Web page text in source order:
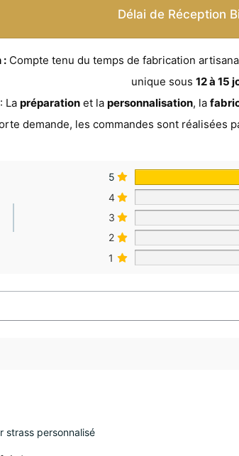
Délai de Réception
: Compte tenu du temps de fabrication
unique sous 12 à 15
La préparation et la personnalisation, la
demande, les commandes sont réalisées
5
4
3
2
1
strass personnalisé